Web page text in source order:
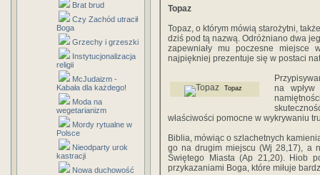
Brat brud
Czy Zachód utracił
Boga
Grzechy i grzeszki
Instytucjonalizacja
religii
McJudaizm -
Kabała dla każdego!
Moda na
wegetarianizm
Mordy rytualne w
Polsce
Nieodparty urok
kastracji
Nowa duchowość
Topaz
Topaz, o którym mówią starożytni,
dziś pod tą nazwą. Odróżniano dwa
zapewniały mu poczesne miejsce
najpiękniej prezentuje się w postaci
Topaz
na
właściwości pomocne w wykrywaniu
Biblia, mówiąc o szlachetnych
go na drugim miejscu (Wj 28,17), a
Świętego Miasta (Ap 21,20). Hiob
przykazaniami Boga, które miłuje